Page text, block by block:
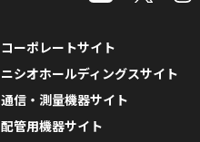
コーポレートサイト
ニシオホールディングスサイト
通信・測量機器サイト
配管用機器サイト